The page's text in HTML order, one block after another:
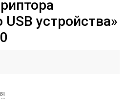
USB устройства»